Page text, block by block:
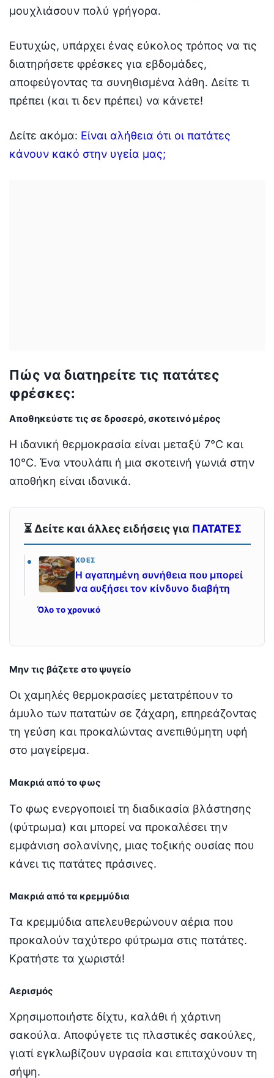
μουχλιάσουν πολύ γρήγορα.
Ευτυχώς, υπάρχει ένας εύκολος τρόπος να τις
διατηρήσετε φρέσκες για εβδομάδες,
αποφεύγοντας τα συνηθισμένα λάθη. Δείτε τι
πρέπει (και τι δεν πρέπει) να κάνετε!
Δείτε ακόμα: Είναι αλήθεια ότι οι πατάτες
κάνουν κακό στην υγεία μας;
Πώς να διατηρείτε τις πατάτες
φρέσκες:
Αποθηκεύστε τις σε δροσερό, σκοτεινό μέρος
Η ιδανική θερμοκρασία είναι μεταξύ 7°C και
10°C. Ένα ντουλάπι ή μια σκοτεινή γωνιά στην
αποθήκη είναι ιδανικά.
⏳ Δείτε και άλλες ειδήσεις για ΠΑΤΑΤΕΣ
ΧΘΕΣ
Η αγαπημένη συνήθεια που μπορεί
να αυξήσει τον κίνδυνο διαβήτη
Όλο το χρονικό
Μην τις βάζετε στο ψυγείο
Οι χαμηλές θερμοκρασίες μετατρέπουν το
άμυλο των πατατών σε ζάχαρη, επηρεάζοντας
τη γεύση και προκαλώντας ανεπιθύμητη υφή
στο μαγείρεμα.
Μακριά από το φως
Το φως ενεργοποιεί τη διαδικασία βλάστησης
(φύτρωμα) και μπορεί να προκαλέσει την
εμφάνιση σολανίνης, μιας τοξικής ουσίας που
κάνει τις πατάτες πράσινες.
Μακριά από τα κρεμμύδια
Τα κρεμμύδια απελευθερώνουν αέρια που
προκαλούν ταχύτερο φύτρωμα στις πατάτες.
Κρατήστε τα χωριστά!
Αερισμός
Χρησιμοποιήστε δίχτυ, καλάθι ή χάρτινη
σακούλα. Αποφύγετε τις πλαστικές σακούλες,
γιατί εγκλωβίζουν υγρασία και επιταχύνουν τη
σήψη.